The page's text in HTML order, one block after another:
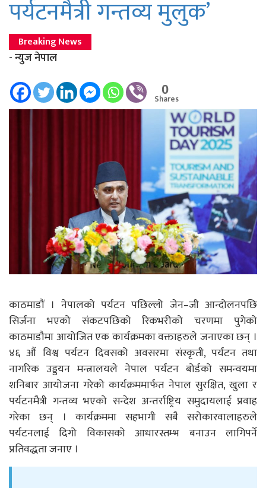
पर्यटनमैत्री गन्तव्य मुलुक’
Breaking News
- न्युज नेपाल
0
Shares
काठमाडौं । नेपालको पर्यटन पछिल्लो जेन–जी आन्दोलनपछि
सिर्जना भएको संकटपछिको रिकभरीको चरणमा पुगेको
काठमाडौमा आयोजित एक कार्यक्रमका वक्ताहरुले जनाएका छन् ।
४६ औं विश्व पर्यटन दिवसको अवसरमा संस्कृती, पर्यटन तथा
नागरिक उड्डयन मन्त्रालयले नेपाल पर्यटन बोर्डको समन्वयमा
शनिबार आयोजना गरेको कार्यक्रममार्फत नेपाल सुरक्षित, खुला र
पर्यटनमैत्री गन्तव्य भएको सन्देश अन्तर्राष्ट्रिय समुदायलाई प्रवाह
गरेका छन् । कार्यक्रममा सहभागी सबै सरोकारवालाहरुले
पर्यटनलाई दिगो विकासको आधारस्तम्भ बनाउन लागिपर्ने
प्रतिवद्धता जनाए ।